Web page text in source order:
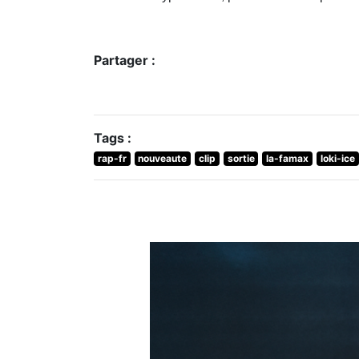
Partager :
Tags :
rap-fr nouveaute clip sortie la-famax loki-ice